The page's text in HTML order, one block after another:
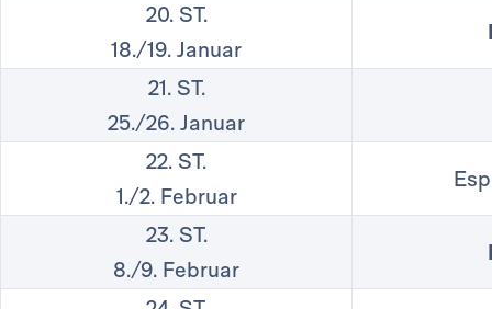
20. ST.
18./19. Januar
21. ST.
25./26. Januar
22. ST.
1./2. Februar
23. ST.
8./9. Februar